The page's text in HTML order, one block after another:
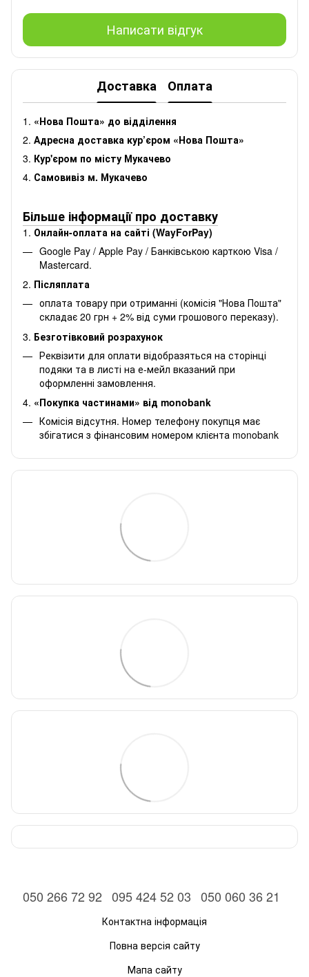
Написати відгук
Доставка Оплата
1. «Нова Пошта» до відділення
2. Адресна доставка кур’єром «Нова Пошта»
3. Кур'єром по місту Мукачево
4. Самовивіз м. Мукачево
Більше інформації про доставку
1. Онлайн-оплата на сайті (WayForPay)
Google Pay / Apple Pay / Банківською карткою Visa /
Mastercard.
2. Післяплата
оплата товару при отриманні (комісія "Нова Пошта"
складає 20 грн + 2% від суми грошового переказу).
3. Безготівковий розрахунок
Реквізити для оплати відобразяться на сторінці
подяки та в листі на е-мейл вказаний при
оформленні замовлення.
4. «Покупка частинами» від monobank
Комісія відсутня. Номер телефону покупця має
збігатися з фінансовим номером клієнта monobank
050 266 72 92 095 424 52 03 050 060 36 21
Контактна інформація
Повна версія сайту
Мапа сайту